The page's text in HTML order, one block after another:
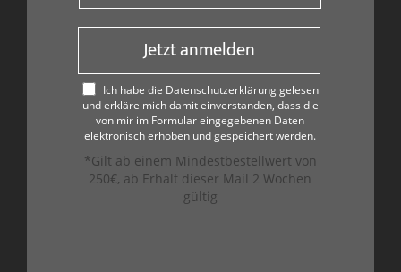
Jetzt anmelden
Ich habe die Datenschutzerklärung gelesen
und erkläre mich damit einverstanden, dass die
von mir im Formular eingegebenen Daten
elektronisch erhoben und gespeichert werden.
*Gilt ab einem Mindestbestellwert von
250€, ab Erhalt dieser Mail 2 Wochen
gültig